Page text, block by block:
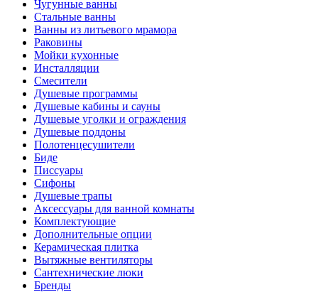
Чугунные ванны
Стальные ванны
Ванны из литьевого мрамора
Раковины
Мойки кухонные
Инсталляции
Смесители
Душевые программы
Душевые кабины и сауны
Душевые уголки и ограждения
Душевые поддоны
Полотенцесушители
Биде
Писсуары
Сифоны
Душевые трапы
Аксессуары для ванной комнаты
Комплектующие
Дополнительные опции
Керамическая плитка
Вытяжные вентиляторы
Сантехнические люки
Бренды